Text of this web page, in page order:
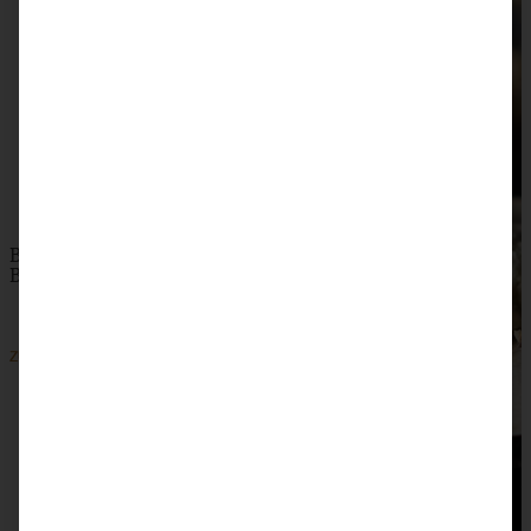
Beste Blaubeer-Streusel-Muffins ever – Jumbo
Blueberry-Muffins
ZUM BEITRAG